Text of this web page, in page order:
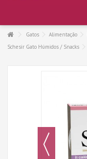
Gatos Alimentação
Schesir Gato Húmidos / Snacks